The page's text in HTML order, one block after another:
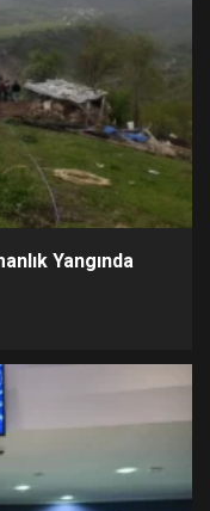
Yangında